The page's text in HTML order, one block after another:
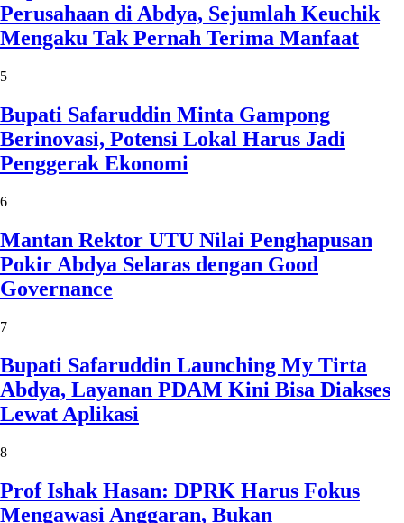
Perusahaan di Abdya, Sejumlah Keuchik
Mengaku Tak Pernah Terima Manfaat
5
Bupati Safaruddin Minta Gampong
Berinovasi, Potensi Lokal Harus Jadi
Penggerak Ekonomi
6
Mantan Rektor UTU Nilai Penghapusan
Pokir Abdya Selaras dengan Good
Governance
7
Bupati Safaruddin Launching My Tirta
Abdya, Layanan PDAM Kini Bisa Diakses
Lewat Aplikasi
8
Prof Ishak Hasan: DPRK Harus Fokus
Mengawasi Anggaran, Bukan